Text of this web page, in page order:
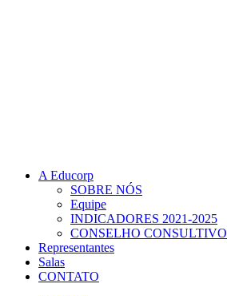
A Educorp
SOBRE NÓS
Equipe
INDICADORES 2021-2025
CONSELHO CONSULTIVO
Representantes
Salas
CONTATO